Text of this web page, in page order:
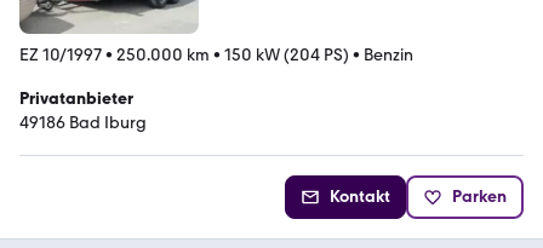
EZ 10/1997• 250.000 km • 150 kW (204 PS) • Benzin
Privatanbieter
49186 Bad Iburg
Kontakt Parken